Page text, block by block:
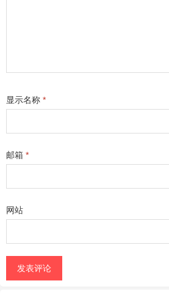
显示名称 *
邮箱 *
网站